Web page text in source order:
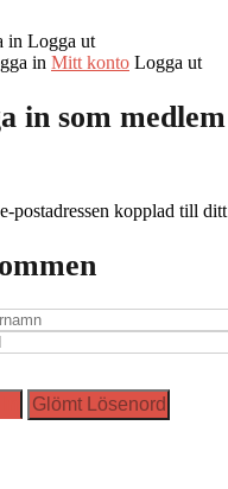
in Logga ut
in Mitt konto Logga ut
in som medlem
postadressen kopplad till